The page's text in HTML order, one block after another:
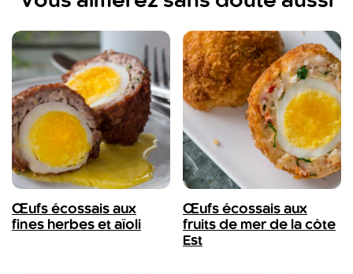
Œufs écossais aux
fines herbes et aïoli
Œufs écossais aux
fruits de mer de la côte
Est